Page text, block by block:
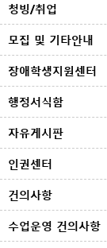
청빙/취업
모집 및 기타안내
장애학생지원센터
행정서식함
자유게시판
인권센터
건의사항
수업운영 건의사항